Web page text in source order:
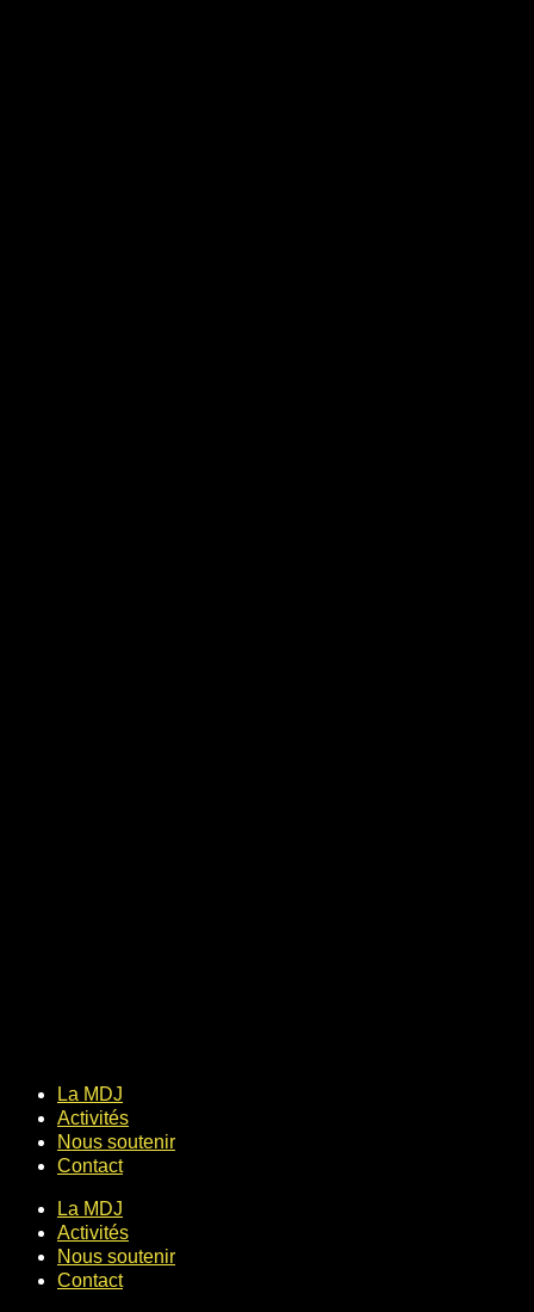
La MDJ
Activités
Nous soutenir
Contact
La MDJ
Activités
Nous soutenir
Contact